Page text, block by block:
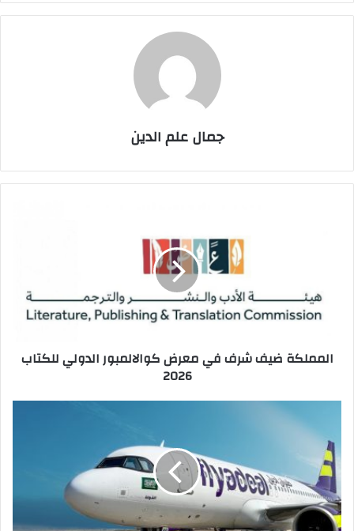
جمال علم الدين
كوالالمبور
الدولي
للكتاب
المملكة ضيف شرف في معرض كوالالمبور الدولي للكتاب
2026
الناقل
الاقتصادي
التابع
لمجموعة
السعودية،
تعلن